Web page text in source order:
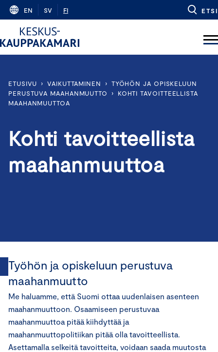
Skip
content
EN SV FI ETSI
ETUSIVU › VAIKUTTAMINEN › TYÖHÖN JA OPISKELUUN
PERUSTUVA MAAHANMUUTTO
›
KOHTI TAVOITTEELLISTA
MAAHANMUUTTOA
Kohti tavoitteellista
maahanmuuttoa
Työhön ja opiskeluun perustuva
maahanmuutto
Me haluamme, että Suomi ottaa uudenlaisen asenteen
maahanmuuttoon. Osaamiseen perustuvaa
maahanmuuttoa pitää kiihdyttää ja
maahanmuuttopolitiikan pitää olla tavoitteellista.
Asettamalla selkeitä tavoitteita, voidaan saada muutosta